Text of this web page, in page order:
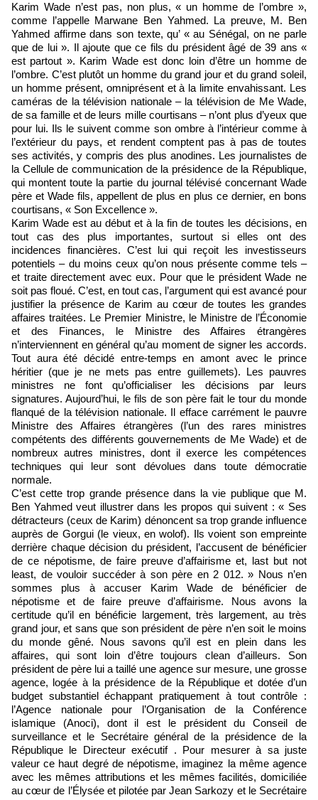
Karim Wade n’est pas, non plus, « un homme de l’ombre »,
comme l’appelle Marwane Ben Yahmed. La preuve, M. Ben
Yahmed affirme dans son texte, qu’ « au Sénégal, on ne parle
que de lui ». Il ajoute que ce fils du président âgé de 39 ans «
est partout ». Karim Wade est donc loin d’être un homme de
l’ombre. C’est plutôt un homme du grand jour et du grand soleil,
un homme présent, omniprésent et à la limite envahissant. Les
caméras de la télévision nationale – la télévision de Me Wade,
de sa famille et de leurs mille courtisans – n’ont plus d’yeux que
pour lui. Ils le suivent comme son ombre à l’intérieur comme à
l’extérieur du pays, et rendent comptent pas à pas de toutes
ses activités, y compris des plus anodines. Les journalistes de
la Cellule de communication de la présidence de la République,
qui montent toute la partie du journal télévisé concernant Wade
père et Wade fils, appellent de plus en plus ce dernier, en bons
courtisans, « Son Excellence ».
Karim Wade est au début et à la fin de toutes les décisions, en
tout cas des plus importantes, surtout si elles ont des
incidences financières. C’est lui qui reçoit les investisseurs
potentiels – du moins ceux qu’on nous présente comme tels –
et traite directement avec eux. Pour que le président Wade ne
soit pas floué. C’est, en tout cas, l’argument qui est avancé pour
justifier la présence de Karim au cœur de toutes les grandes
affaires traitées. Le Premier Ministre, le Ministre de l’Économie
et des Finances, le Ministre des Affaires étrangères
n’interviennent en général qu’au moment de signer les accords.
Tout aura été décidé entre-temps en amont avec le prince
héritier (que je ne mets pas entre guillemets). Les pauvres
ministres ne font qu’officialiser les décisions par leurs
signatures. Aujourd’hui, le fils de son père fait le tour du monde
flanqué de la télévision nationale. Il efface carrément le pauvre
Ministre des Affaires étrangères (l’un des rares ministres
compétents des différents gouvernements de Me Wade) et de
nombreux autres ministres, dont il exerce les compétences
techniques qui leur sont dévolues dans toute démocratie
normale.
C’est cette trop grande présence dans la vie publique que M.
Ben Yahmed veut illustrer dans les propos qui suivent : « Ses
détracteurs (ceux de Karim) dénoncent sa trop grande influence
auprès de Gorgui (le vieux, en wolof). Ils voient son empreinte
derrière chaque décision du président, l’accusent de bénéficier
de ce népotisme, de faire preuve d’affairisme et, last but not
least, de vouloir succéder à son père en 2 012. » Nous n’en
sommes plus à accuser Karim Wade de bénéficier de
népotisme et de faire preuve d’affairisme. Nous avons la
certitude qu’il en bénéficie largement, très largement, au très
grand jour, et sans que son président de père n’en soit le moins
du monde gêné. Nous savons qu’il est en plein dans les
affaires, qui sont loin d’être toujours clean d’ailleurs. Son
président de père lui a taillé une agence sur mesure, une grosse
agence, logée à la présidence de la République et dotée d’un
budget substantiel échappant pratiquement à tout contrôle :
l’Agence nationale pour l’Organisation de la Conférence
islamique (Anoci), dont il est le président du Conseil de
surveillance et le Secrétaire général de la présidence de la
République le Directeur exécutif . Pour mesurer à sa juste
valeur ce haut degré de népotisme, imaginez la même agence
avec les mêmes attributions et les mêmes facilités, domiciliée
au cœur de l’Élysée et pilotée par Jean Sarkozy et le Secrétaire